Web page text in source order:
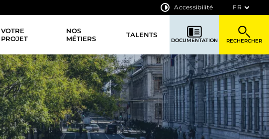
Accessibilité FR
VOTRE
PROJET
NOS
MÉTIERS
TALENTS
DOCUMENTATION RECHERCHER